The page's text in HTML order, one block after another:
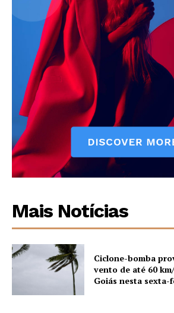
Mais Notícias
Ciclone-bomba
vento de até 60
Goiás nesta sexta-